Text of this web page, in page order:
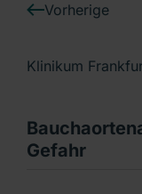
Vorherige
Klinikum
Gefahr